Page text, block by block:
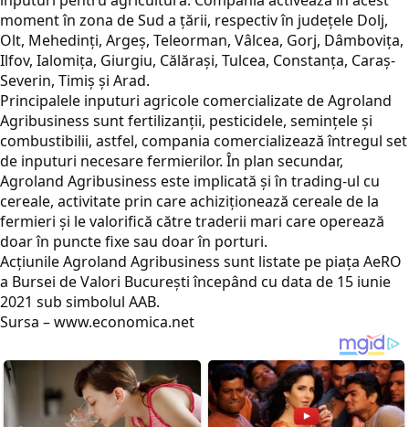
moment în zona de Sud a țării, respectiv în județele Dolj,
Olt, Mehedinți, Argeș, Teleorman, Vâlcea, Gorj, Dâmbovița,
Ilfov, Ialomița, Giurgiu, Călărași, Tulcea, Constanța, Caraș-
Severin, Timiș și Arad.
Principalele inputuri agricole comercializate de Agroland
Agribusiness sunt fertilizanții, pesticidele, semințele și
combustibilii, astfel, compania comercializează întregul set
de inputuri necesare fermierilor. În plan secundar,
Agroland Agribusiness este implicată și în trading-ul cu
cereale, activitate prin care achiziționează cereale de la
fermieri și le valorifică către traderii mari care operează
doar în puncte fixe sau doar în porturi.
Acțiunile Agroland Agribusiness sunt listate pe piața AeRO
a Bursei de Valori București începând cu data de 15 iunie
2021 sub simbolul AAB.
Sursa – www.economica.net